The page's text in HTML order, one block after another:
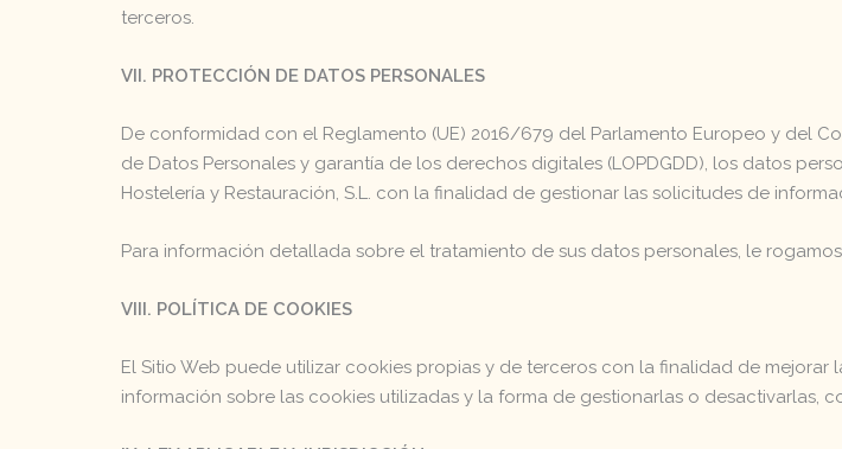
terceros.
VII. PROTECCIÓN DE DATOS PERSONALES
De conformidad con el Reglamento (UE) 2016/679 del Parlamento Europeo y del
de Datos Personales y garantía de los derechos digitales (LOPDGDD), los datos
Hostelería y Restauración, S.L. con la finalidad de gestionar las solicitudes de
Para información detallada sobre el tratamiento de sus datos personales, le
VIII. POLÍTICA DE COOKIES
El Sitio Web puede utilizar cookies propias y de terceros con la finalidad de
información sobre las cookies utilizadas y la forma de gestionarlas o desactivarlas,